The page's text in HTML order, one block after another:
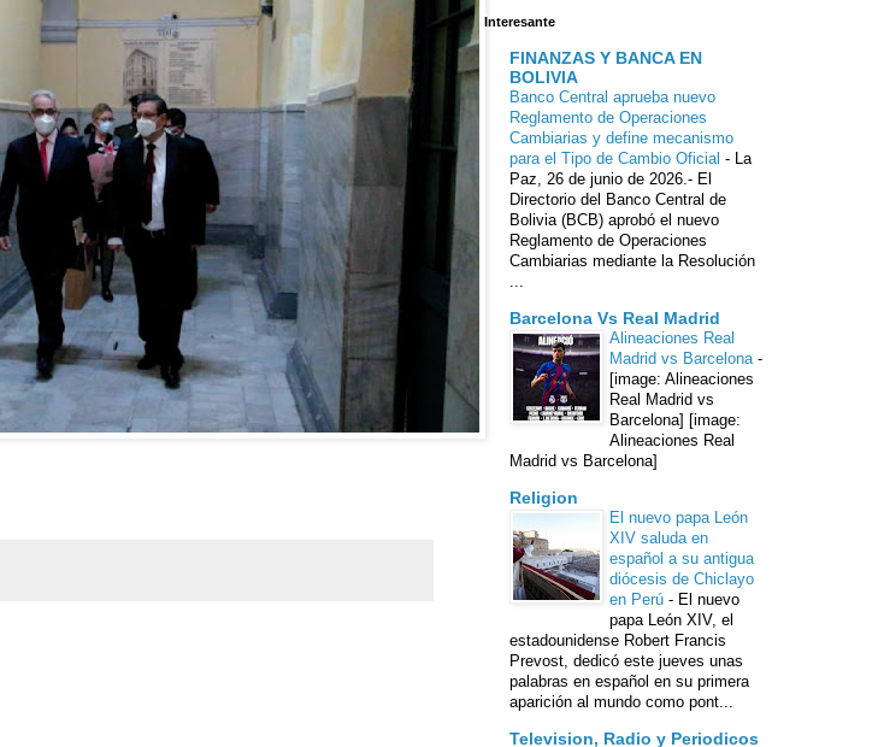
Interesante
FINANZAS Y BANCA EN
BOLIVIA
Banco Central aprueba nuevo
Reglamento de Operaciones
Cambiarias y define mecanismo
para el Tipo de Cambio Oficial - La
Paz, 26 de junio de 2026.- El
Directorio del Banco Central de
Bolivia (BCB) aprobó el nuevo
Reglamento de Operaciones
Cambiarias mediante la Resolución
...
Barcelona Vs Real Madrid
Alineaciones Real
Madrid vs Barcelona -
[image: Alineaciones
Real Madrid vs
Barcelona] [image:
Alineaciones Real
Madrid vs Barcelona]
Religion
El nuevo papa León
XIV saluda en
español a su antigua
diócesis de Chiclayo
en Perú - El nuevo
papa León XIV, el
estadounidense Robert Francis
Prevost, dedicó este jueves unas
palabras en español en su primera
aparición al mundo como pont...
Television, Radio y Periodicos